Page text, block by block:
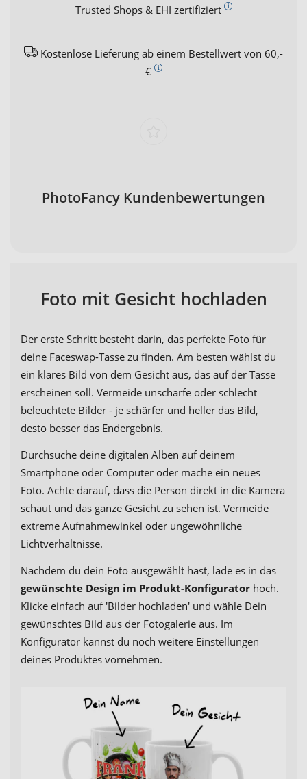
Trusted Shops & EHI zertifiziert
Kostenlose Lieferung ab einem Bestellwert von 60,-
€
PhotoFancy Kundenbewertungen
Foto mit Gesicht hochladen
Der erste Schritt besteht darin, das perfekte Foto für
deine Faceswap-Tasse zu finden. Am besten wählst du
ein klares Bild von dem Gesicht aus, das auf der Tasse
erscheinen soll. Vermeide unscharfe oder schlecht
beleuchtete Bilder - je schärfer und heller das Bild,
desto besser das Endergebnis.
Durchsuche deine digitalen Alben auf deinem
Smartphone oder Computer oder mache ein neues
Foto. Achte darauf, dass die Person direkt in die Kamera
schaut und das ganze Gesicht zu sehen ist. Vermeide
extreme Aufnahmewinkel oder ungewöhnliche
Lichtverhältnisse.
Nachdem du dein Foto ausgewählt hast, lade es in das
gewünschte Design im Produkt-Konfigurator hoch.
Klicke einfach auf 'Bilder hochladen' und wähle Dein
gewünschtes Bild aus der Fotogalerie aus. Im
Konfigurator kannst du noch weitere Einstellungen
deines Produktes vornehmen.